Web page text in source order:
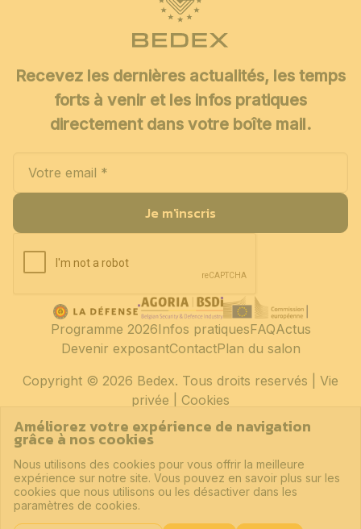
Recevez les dernières actualités, les temps
forts à venir et les infos pratiques
directement dans votre boîte mail.
Je m'inscris
Copyright © 2026 Bedex. Tous droits reservés | Vie
privée
Cookies
Programme 2026Infos pratiquesFAQActus
Devenir exposantContactPlan du salon
Améliorez votre expérience de navigation
grâce à nos cookies
Nous utilisons des cookies pour vous offrir la meilleure
expérience sur notre site. Vous pouvez en savoir plus sur les
cookies que nous utilisons ou les désactiver dans les
paramètres de cookies.